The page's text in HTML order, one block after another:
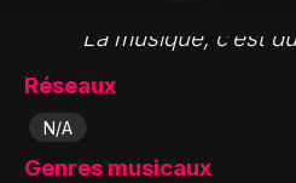
"La musique, c’est
Réseaux
N/A
Genres musicaux